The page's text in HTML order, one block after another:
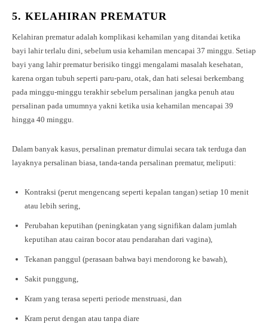
5. KELAHIRAN PREMATUR
Kelahiran prematur adalah komplikasi kehamilan yang ditandai ketika
bayi lahir terlalu dini, sebelum usia kehamilan mencapai 37 minggu. Setiap
bayi yang lahir prematur berisiko tinggi mengalami masalah kesehatan,
karena organ tubuh seperti paru-paru, otak, dan hati selesai berkembang
pada minggu-minggu terakhir sebelum persalinan jangka penuh atau
persalinan pada umumnya yakni ketika usia kehamilan mencapai 39
hingga 40 minggu.
Dalam banyak kasus, persalinan prematur dimulai secara tak terduga dan
layaknya persalinan biasa, tanda-tanda persalinan prematur, meliputi:
Kontraksi (perut mengencang seperti kepalan tangan) setiap 10 menit
atau lebih sering,
Perubahan keputihan (peningkatan yang signifikan dalam jumlah
keputihan atau cairan bocor atau pendarahan dari vagina),
Tekanan panggul (perasaan bahwa bayi mendorong ke bawah),
Sakit punggung,
Kram yang terasa seperti periode menstruasi, dan
Kram perut dengan atau tanpa diare